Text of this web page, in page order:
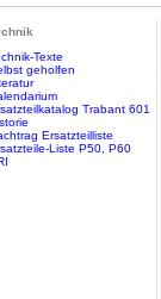
Texte
geholfen
Trabant 601
Ersatzteilliste
Liste P50, P60